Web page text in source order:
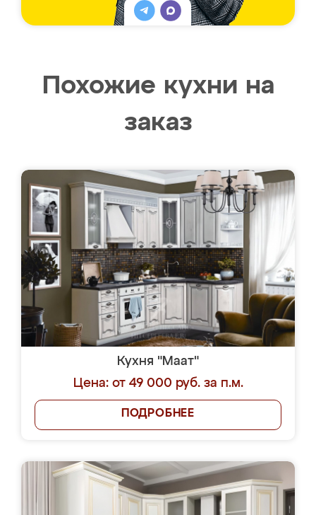
Похожие кухни на
заказ
Кухня "Маат"
Цена: от 49 000 руб. за п.м.
ПОДРОБНЕЕ